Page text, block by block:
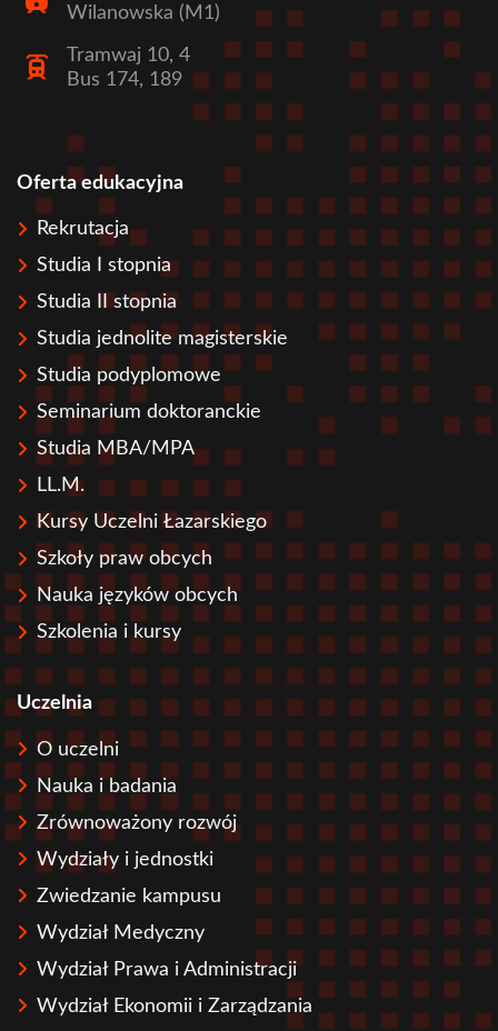
Wilanowska (M1)
Tramwaj 10, 4
Bus 174, 189
Stopka
Oferta edukacyjna
Rekrutacja
Studia I stopnia
Studia II stopnia
Studia jednolite magisterskie
Studia podyplomowe
Seminarium doktoranckie
Studia MBA/MPA
LL.M.
Kursy Uczelni Łazarskiego
Szkoły praw obcych
Nauka języków obcych
Szkolenia i kursy
Uczelnia
O uczelni
Nauka i badania
Zrównoważony rozwój
Wydziały i jednostki
Zwiedzanie kampusu
Wydział Medyczny
Wydział Prawa i Administracji
Wydział Ekonomii i Zarządzania